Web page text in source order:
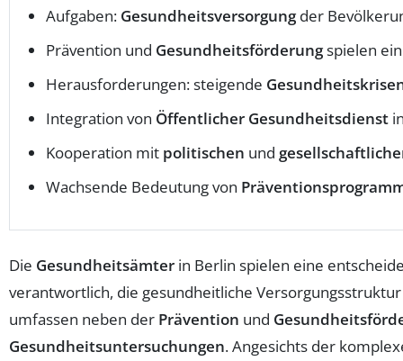
Aufgaben: Gesundheitsversorgungder
Prävention und Gesundheitsförderungspielen
Herausforderungen: steigende
Integration von Öffentlicher Gesundheitsdienst
Kooperation mit politischen und
Wachsende Bedeutung von
Die Gesundheitsämter in Berlin spielen eine
verantwortlich, die gesundheitliche
umfassen neben der Prävention und
Gesundheitsuntersuchungen. Angesichts der